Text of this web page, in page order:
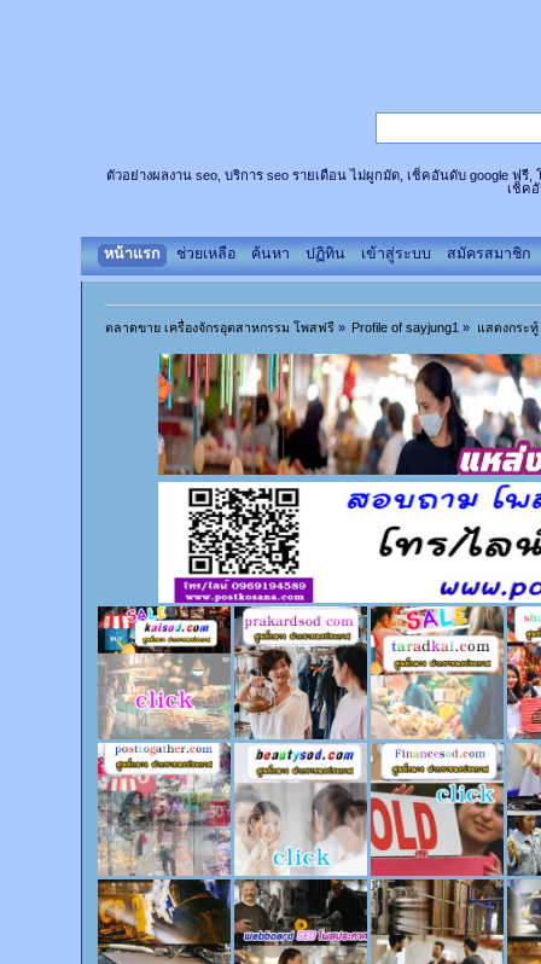
ตัวอย่างผลงาน seo, บริการ seo รายเดือน ไม่ผูกมัด, เช็คอันดับ google ฟรี,
เช็ค
หน้าแรก ช่วยเหลือ ค้นหา ปฏิทิน เข้าสู่ระบบ สมัครสมาชิก
ตลาดขาย เครื่องจักรอุตสาหกรรม โพสฟรี» Profile of sayjung1 » แสดงกระทู้